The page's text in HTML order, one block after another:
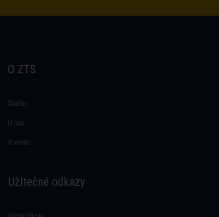
O ZTS
Služby
O nás
Kontakt
Užitečné odkazy